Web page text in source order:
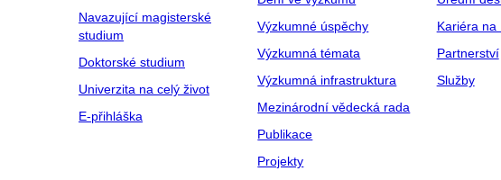
Navazující magisterské
studium
Doktorské studium
Univerzita na celý život
E-přihláška
Výzkumné úspěchy
Výzkumná témata
Výzkumná infrastruktura
Mezinárodní vědecká rada
Publikace
Projekty
Kariéra na
Partnerství
Služby